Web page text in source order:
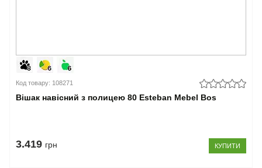
Код товару: 108271
Вішак навісний з полицею 80 Esteban Mebel Bos
3.419 грн КУПИТИ